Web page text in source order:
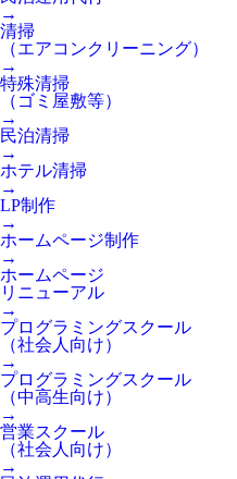
→
清掃
（エアコンクリーニング）
→
特殊清掃
（ゴミ屋敷等）
→
民泊清掃
→
ホテル清掃
→
LP制作
→
ホームページ制作
→
ホームページ
リニューアル
→
プログラミングスクール
（社会人向け）
→
プログラミングスクール
（中高生向け）
→
営業スクール
（社会人向け）
→